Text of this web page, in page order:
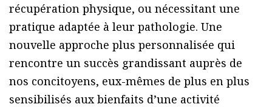
récupération physique, ou nécessitant une
pratique adaptée à leur pathologie. Une
nouvelle approche plus personnalisée qui
rencontre un succès grandissant auprès de
nos concitoyens, eux-mêmes de plus en plus
sensibilisés aux bienfaits d’une activité